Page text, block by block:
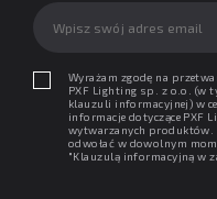
Wyrażam zgodę na
PXF Lighting sp. z o.o. (w
klauzuli informacyjnej) w
informacje dotyczące PXF
wytwarzanych produktów.
odwołać w dowolnym
"Klauzulą informacyjną w